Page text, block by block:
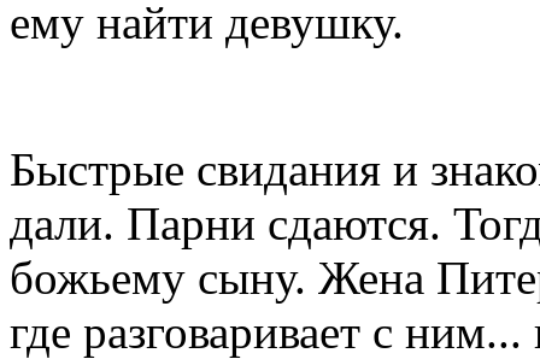
ему найти девушку.
Быстрые свидания и
дали. Парни сдаются.
божьему сыну. Жена
где разговаривает с